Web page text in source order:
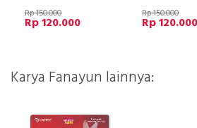
Rp 150.000
Rp 120.000
Rp 150.000
Rp 120.000
Karya Fanayun lainnya: